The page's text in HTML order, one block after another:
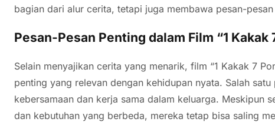
bagian dari alur cerita, tetapi juga membawa pesan-
Pesan-Pesan Penting dalam Film “1 Kakak
Selain menyajikan cerita yang menarik, film “1 Kakak 7
penting yang relevan dengan kehidupan nyata. Salah
kebersamaan dan kerja sama dalam keluarga. Meskipun
dan kebutuhan yang berbeda, mereka tetap bisa saling